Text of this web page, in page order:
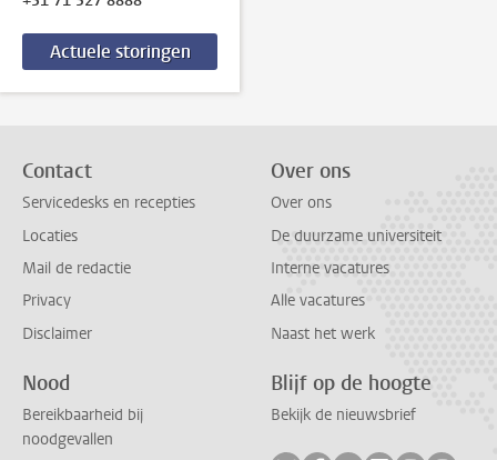
Actuele storingen
Contact
Servicedesks en recepties
Locaties
Mail de redactie
Privacy
Disclaimer
Over ons
Over ons
De duurzame universiteit
Interne vacatures
Alle vacatures
Naast het werk
Nood
Bereikbaarheid bij
noodgevallen
Blijf op de hoogte
Bekijk de nieuwsbrief